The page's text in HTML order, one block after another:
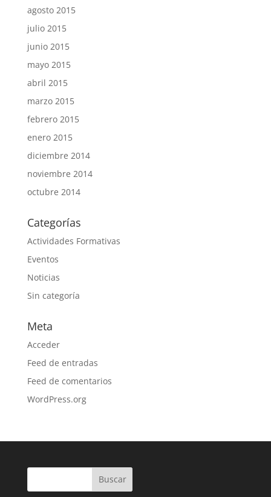
agosto 2015
julio 2015
junio 2015
mayo 2015
abril 2015
marzo 2015
febrero 2015
enero 2015
diciembre 2014
noviembre 2014
octubre 2014
Categorías
Actividades Formativas
Eventos
Noticias
Sin categoría
Meta
Acceder
Feed de entradas
Feed de comentarios
WordPress.org